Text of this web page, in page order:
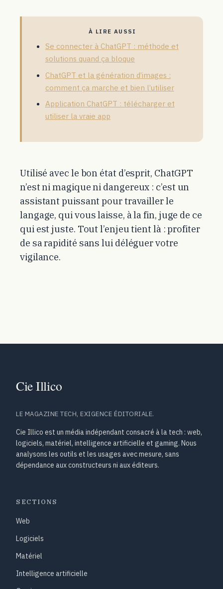
À LIRE AUSSI
Se connecter à ChatGPT : méthode et
solutions quand ça bloque
ChatGPT et la génération d’images :
comment ça marche et bien l’utiliser
Application ChatGPT : télécharger et
utiliser la vraie app
Utilisé avec le bon état d’esprit, ChatGPT
n’est ni magique ni dangereux : c’est un
assistant puissant pour travailler le
langage, qui vous laisse, à la fin, juge de ce
qui est juste. Tout l’enjeu tient là : profiter
de sa rapidité sans lui déléguer votre
vigilance.
LE MAGAZINE TECH, EXIGENCE ÉDITORIALE.
Cie Illico est un média indépendant consacré à la tech : web,
logiciels, matériel, intelligence artificielle et gaming. Nous
analysons les outils et les usages avec mesure, sans
dépendance aux constructeurs ni aux éditeurs.
SECTIONS
Web
Logiciels
Matériel
Intelligence artificielle